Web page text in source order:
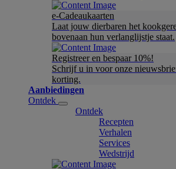
e-Cadeaukaarten
Laat jouw dierbaren het
bovenaan hun verlanglijstje staat.
Registreer en bespaar 10%!
Schrijf u in voor onze
korting.
Aanbiedingen
Ontdek
Ontdek
Recepten
Verhalen
Services
Wedstrijd